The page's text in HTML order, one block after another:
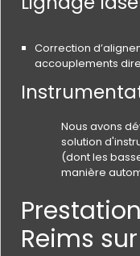
Correction
accouplements
Nous avons
solution
(dont les
manière
Reims